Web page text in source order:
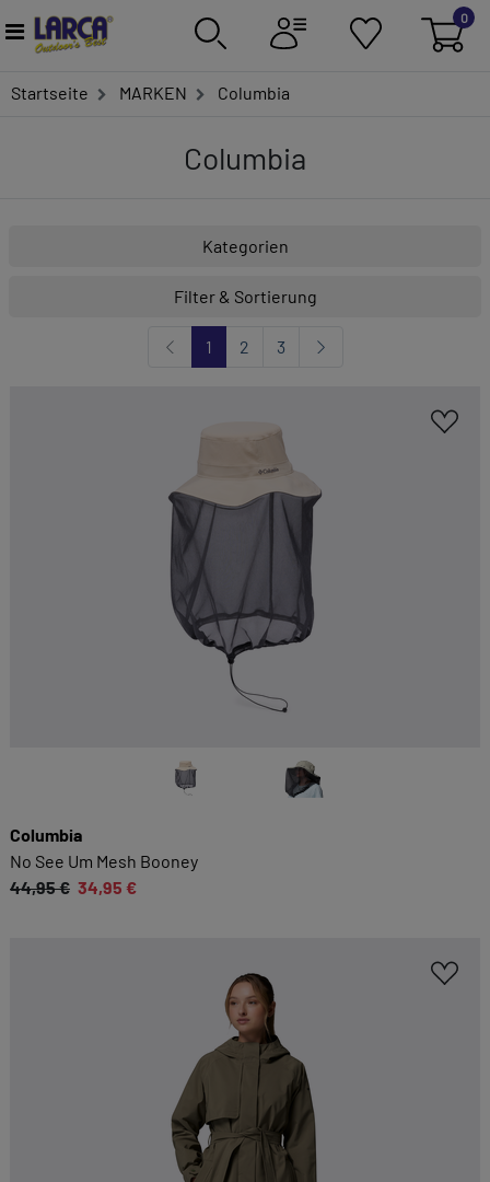
0
Startseite MARKEN Columbia
Columbia
Kategorien
Filter & Sortierung
1 2 3
Columbia
No See Um Mesh Booney
44,95 € 34,95 €